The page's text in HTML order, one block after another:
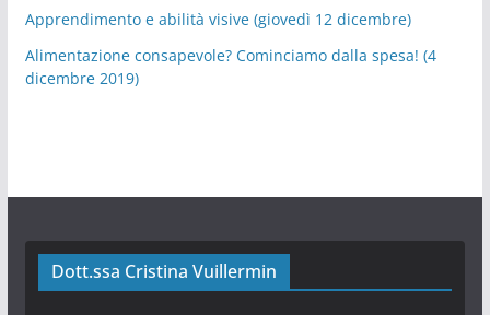
Apprendimento e abilità visive (giovedì 12 dicembre)
Alimentazione consapevole? Cominciamo dalla spesa! (4
dicembre 2019)
Dott.ssa Cristina Vuillermin